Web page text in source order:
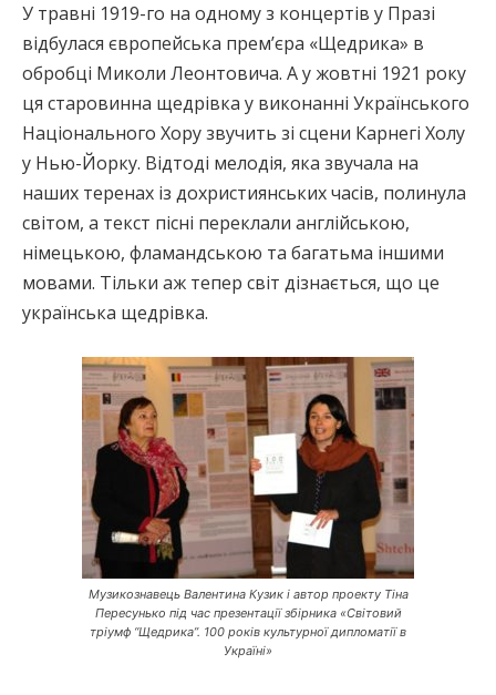
У травні 1919-го на одному з концертів у Празі
відбулася європейська прем’єра «Щедрика» в
обробці Миколи Леонтовича. А у жовтні 1921 року
ця старовинна щедрівка у виконанні Українського
Національного Хору звучить зі сцени Карнегі Холу
у Нью-Йорку. Відтоді мелодія, яка звучала на
наших теренах із дохристиянських часів, полинула
світом, а текст пісні переклали англійською,
німецькою, фламандською та багатьма іншими
мовами. Тільки аж тепер світ дізнається, що це
українська щедрівка.
Музикознавець Валентина Кузик і автор проекту Тіна
Пересунько під час презентації збірника «Світовий
тріумф “Щедрика”. 100 років культурної дипломатії в
Україні»